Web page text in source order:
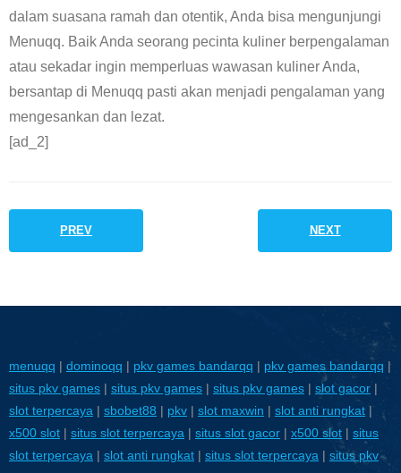
dalam suasana ramah dan otentik, Anda bisa mengunjungi
Menuqq. Baik Anda seorang pecinta kuliner berpengalaman
atau sekadar ingin memperluas wawasan kuliner Anda,
bersantap di Menuqq pasti akan menjadi pengalaman yang
mengesankan dan lezat.
[ad_2]
PREV NEXT
menuqq | dominoqq | pkv games bandarqq | pkv games bandarqq |
situs pkv games | situs pkv games | situs pkv games | slot gacor |
slot terpercaya | sbobet88 | pkv | slot maxwin | slot anti rungkat |
x500 slot | situs slot terpercaya | situs slot gacor | x500 slot | situs
slot terpercaya | slot anti rungkat | situs slot terpercaya | situs pkv